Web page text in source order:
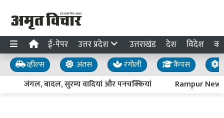
ई-पेपर उत्तर प्रदेश उत्तराखंड देश विदेश
व्हील्स अंतस रंगोली कैंपस
जंगल, बादल, सुरम्य वादियां और पनचक्कियां
Rampur News